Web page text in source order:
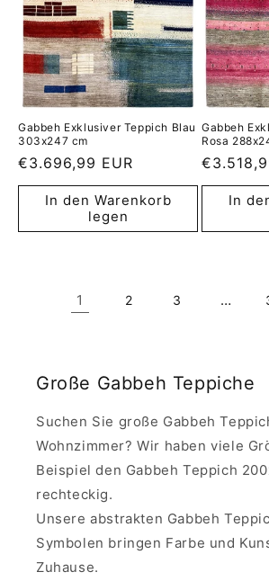
Gabbeh Exklusiver Teppich Blau
303x247 cm
Normaler
Preis
€3.696,99 EUR
In den Warenkorb
legen
Gabbeh
Rosa
Preis
In
1 2 3 …
Große Gabbeh Teppiche
Suchen Sie große Gabbeh
Wohnzimmer? Wir haben viele
Beispiel den Gabbeh Teppich
rechteckig.
Unsere abstrakten Gabbeh
Symbolen bringen Farbe und
Zuhause.